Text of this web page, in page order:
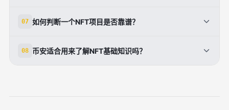
易以及可能涉及非法融资。
07 如何判断一个NFT项目是否靠谱？
交数据和社区活跃度。
08 币安适合用来了解NFT基础知识吗？